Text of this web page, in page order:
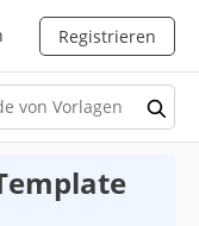
Registrieren